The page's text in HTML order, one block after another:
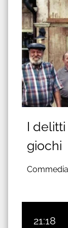
I
giochi
21:18